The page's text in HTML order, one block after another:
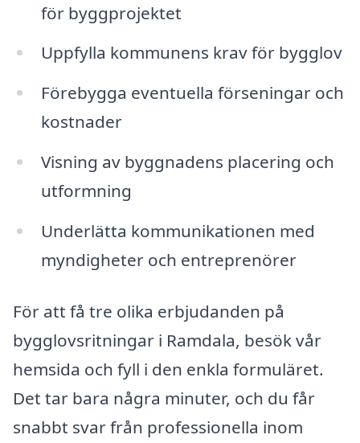
för byggprojektet
Uppfylla kommunens krav för bygglov
Förebygga eventuella förseningar och
kostnader
Visning av byggnadens placering och
utformning
Underlätta kommunikationen med
myndigheter och entreprenörer
För att få tre olika erbjudanden på
bygglovsritningar i Ramdala, besök vår
hemsida och fyll i den enkla formuläret.
Det tar bara några minuter, och du får
snabbt svar från professionella inom